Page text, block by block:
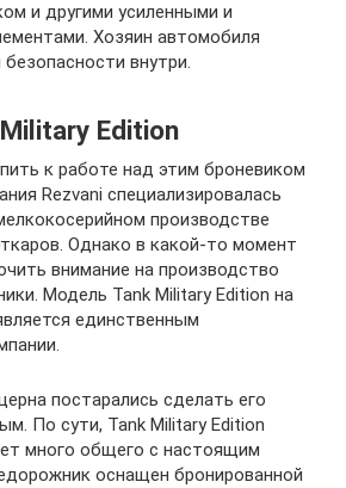
и другими усиленными и
Хозяин автомобиля
внутри.
Edition
к работе над этим броневиком
Rezvani специализировалась
производстве
Однако в какой-то момент
внимание на производство
Модель Tank Military Edition на
единственным
постарались сделать его
По сути, Tank Military Edition
много общего с настоящим
оснащен бронированной